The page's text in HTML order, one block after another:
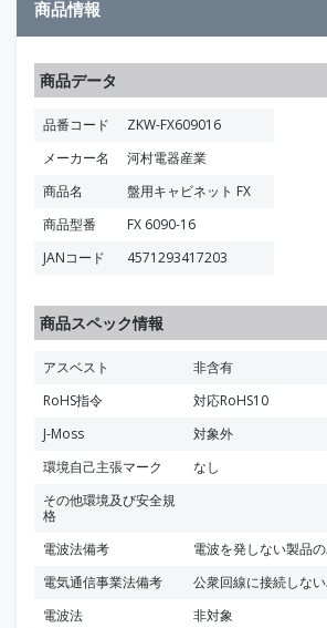
商品情報
商品データ
品番コード
ZKW-FX609016
メーカー名
河村電器産業
商品名
盤用キャビネット FX
商品型番
FX 6090-16
JANコード
4571293417203
商品スペック情報
アスベスト
非含有
RoHS指令
対応RoHS10
J-Moss
対象外
環境自己主張マーク
なし
その他環境及び安全規
格
電波法備考
電波を発しない製品
電気通信事業法備考
公衆回線に接続しな
電波法
非対象